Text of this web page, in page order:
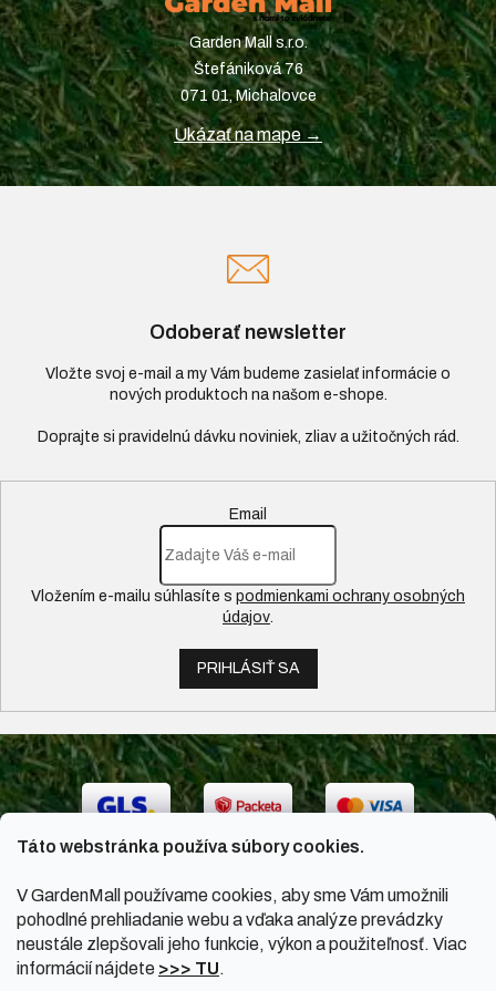
Táto webstránka používa súbory cookies.
V GardenMall používame cookies, aby sme Vám umožnili
pohodlné prehliadanie webu a vďaka analýze prevádzky
neustále zlepšovali jeho funkcie, výkon a použiteľnosť. Viac
informácií nájdete >>> TU.
Garden Mall s.r.o.
Štefániková 76
071 01, Michalovce
Ukázať na mape →
Odoberať newsletter
Vložte svoj e-mail a my Vám budeme zasielať informácie o
nových produktoch na našom e-shope.
Email
Vložením e-mailu súhlasíte s podmienkami ochrany osobných
údajov.
PRIHLÁSIŤ SA